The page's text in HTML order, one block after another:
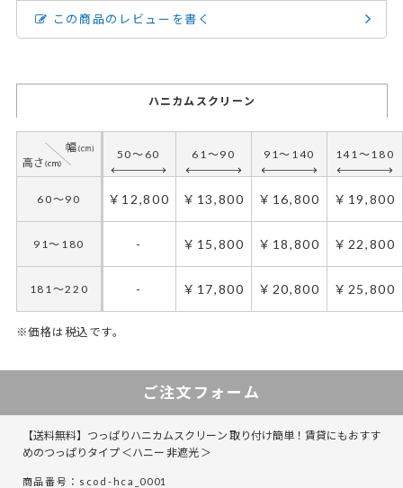
この商品のレビューを書く
ハニカムスクリーン
50～60 61～90 91～140 141～180
60～90 ￥12,800 ￥13,800 ￥16,800 ￥19,800
91～180 - ￥15,800 ￥18,800 ￥22,800
181～220 - ￥17,800 ￥20,800 ￥25,800
※価格は税込です。
ご注文フォーム
【送料無料】つっぱりハニカムスクリーン 取り付け簡単！賃貸にもおすす
めのつっぱりタイプ ＜ハニー 非遮光 ＞
商品番号：scod-hca_0001